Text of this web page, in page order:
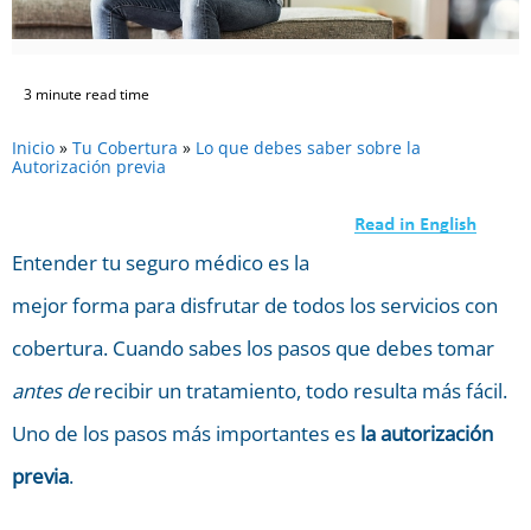
3 minute read time
Inicio » Tu Cobertura » Lo que debes saber sobre la
Autorización previa
Entender tu seguro médico es la
mejor forma para disfrutar de todos los servicios con
cobertura. Cuando sabes los pasos que debes tomar
antes derecibir un tratamiento, todo resulta más fácil.
Uno de los pasos más importantes es la autorización
previa.